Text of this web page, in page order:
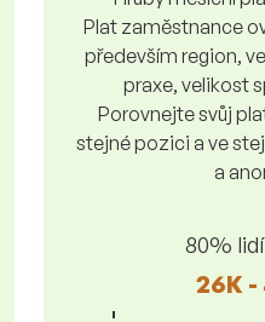
Plat zaměstnance
především region,
praxe, velikost
Porovnejte svůj
stejné pozici a ve
a
80%
26K -